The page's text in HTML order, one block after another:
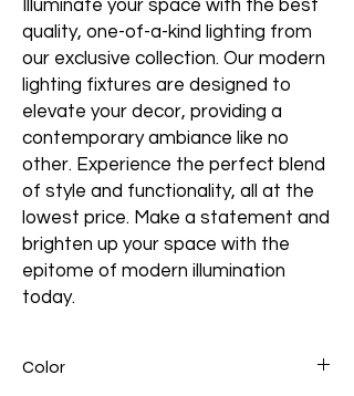
Illuminate your space with the best
quality, one-of-a-kind lighting from
our exclusive collection. Our modern
lighting fixtures are designed to
elevate your decor, providing a
contemporary ambiance like no
other. Experience the perfect blend
of style and functionality, all at the
lowest price. Make a statement and
brighten up your space with the
epitome of modern illumination
today.
Color